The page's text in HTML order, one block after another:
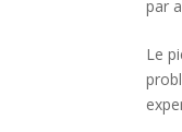
par
Le